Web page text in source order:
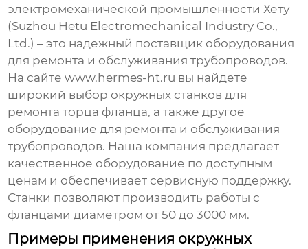
электромеханической промышленности Хету
(Suzhou Hetu Electromechanical Industry Co.,
Ltd.) – это надежный поставщик оборудования
для ремонта и обслуживания трубопроводов.
На сайтеwww.hermes-ht.ru вы найдете
широкий выбор окружных станков для
ремонта торца фланца, а также другое
оборудование для ремонта и обслуживания
трубопроводов. Наша компания предлагает
качественное оборудование по доступным
ценам и обеспечивает сервисную поддержку.
Станки позволяют производить работы с
фланцами диаметром от 50 до 3000 мм.
Примеры применения окружных